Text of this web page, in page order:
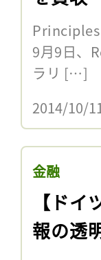
9月9日、
ラリ […]
2014/10/
金融
【ド
報の透